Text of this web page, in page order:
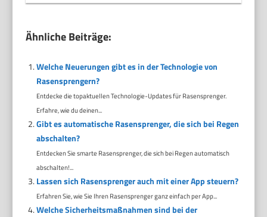
Ähnliche Beiträge:
Welche Neuerungen gibt es in der Technologie von
Rasensprengern?
Entdecke die topaktuellen Technologie-Updates für Rasensprenger.
Erfahre, wie du deinen...
Gibt es automatische Rasensprenger, die sich bei Regen
abschalten?
Entdecken Sie smarte Rasensprenger, die sich bei Regen automatisch
abschalten!...
Lassen sich Rasensprenger auch mit einer App steuern?
Erfahren Sie, wie Sie Ihren Rasensprenger ganz einfach per App...
Welche Sicherheitsmaßnahmen sind bei der